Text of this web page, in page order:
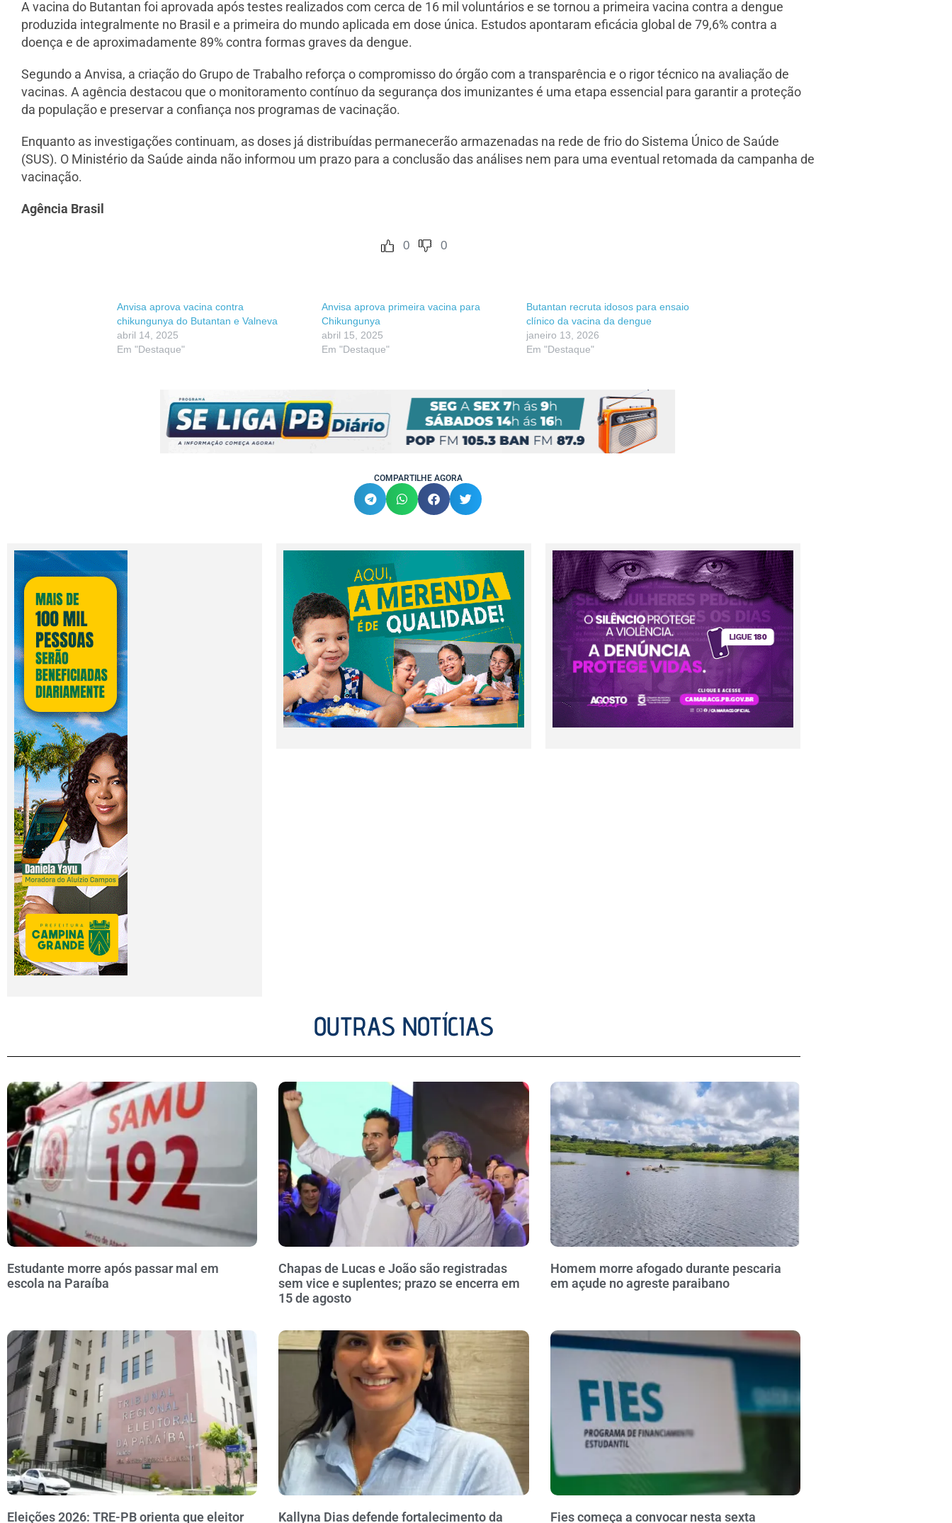
A vacina do Butantan foi aprovada após testes realizados com cerca de 16 mil voluntários e se tornou a primeira vacina contra a dengue
produzida integralmente no Brasil e a primeira do mundo aplicada em dose única. Estudos apontaram eficácia global de 79,6% contra a
doença e de aproximadamente 89% contra formas graves da dengue.
Segundo a Anvisa, a criação do Grupo de Trabalho reforça o compromisso do órgão com a transparência e o rigor técnico na avaliação de
vacinas. A agência destacou que o monitoramento contínuo da segurança dos imunizantes é uma etapa essencial para garantir a proteção
da população e preservar a confiança nos programas de vacinação.
Enquanto as investigações continuam, as doses já distribuídas permanecerão armazenadas na rede de frio do Sistema Único de Saúde
(SUS). O Ministério da Saúde ainda não informou um prazo para a conclusão das análises nem para uma eventual retomada da campanha de
vacinação.
Agência Brasil
0 0
Anvisa aprova vacina contra
chikungunya do Butantan e Valneva
abril 14, 2025
Em "Destaque"
Anvisa aprova primeira vacina para
Chikungunya
abril 15, 2025
Em "Destaque"
Butantan recruta idosos para ensaio
clínico da vacina da dengue
janeiro 13, 2026
Em "Destaque"
COMPARTILHE AGORA
OUTRAS NOTÍCIAS
Estudante morre após passar mal em
escola na Paraíba
Chapas de Lucas e João são registradas
sem vice e suplentes; prazo se encerra em
15 de agosto
Homem morre afogado durante pescaria
em açude no agreste paraibano
Eleições 2026: TRE-PB orienta que eleitor Kallyna Dias defende fortalecimento da Fies começa a convocar nesta sexta